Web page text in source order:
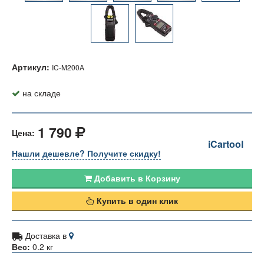
Артикул: IC-M200A
на складе
Цена: 1 790
iCartool
Нашли дешевле? Получите скидку!
Добавить в Корзину
Купить в один клик
Доставка в
Вес: 0.2 кг